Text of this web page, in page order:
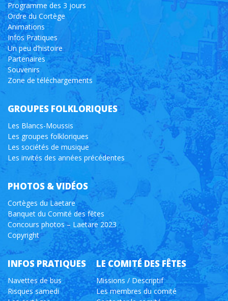
Programme des 3 jours
Ordre du Cortège
Animations
Infos Pratiques
Un peu d’histoire
Partenaires
Souvenirs
Zone de téléchargements
GROUPES FOLKLORIQUES
Les Blancs-Moussis
Les groupes folkloriques
Les sociétés de musique
Les invités des années précédentes
PHOTOS & VIDÉOS
Cortèges du Laetare
Banquet du Comité des fêtes
Concours photos – Laetare 2023
Copyright
INFOS PRATIQUES
Navettes de bus
Risques samedi
LE COMITÉ DES FÊTES
Missions / Descriptif
Les membres du comité